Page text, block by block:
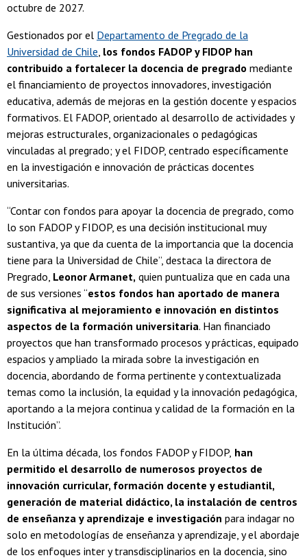
octubre de 2027.
Gestionados por el Departamento de Pregrado de la
Universidad de Chile, los fondos FADOP y FIDOP han
contribuido a fortalecer la docencia de pregrado mediante
el financiamiento de proyectos innovadores, investigación
educativa, además de mejoras en la gestión docente y espacios
formativos. El FADOP, orientado al desarrollo de actividades y
mejoras estructurales, organizacionales o pedagógicas
vinculadas al pregrado; y el FIDOP, centrado específicamente
en la investigación e innovación de prácticas docentes
universitarias.
“Contar con fondos para apoyar la docencia de pregrado, como
lo son FADOP y FIDOP, es una decisión institucional muy
sustantiva, ya que da cuenta de la importancia que la docencia
tiene para la Universidad de Chile”, destaca la directora de
Pregrado, Leonor Armanet, quien puntualiza que en cada una
de sus versiones “estos fondos han aportado de manera
significativa al mejoramiento e innovación en distintos
aspectos de la formación universitaria. Han financiado
proyectos que han transformado procesos y prácticas, equipado
espacios y ampliado la mirada sobre la investigación en
docencia, abordando de forma pertinente y contextualizada
temas como la inclusión, la equidad y la innovación pedagógica,
aportando a la mejora continua y calidad de la formación en la
Institución”.
En la última década, los fondos FADOP y FIDOP, han
permitido el desarrollo de numerosos proyectos de
innovación curricular, formación docente y estudiantil,
generación de material didáctico, la instalación de centros
de enseñanza y aprendizaje e investigación para indagar no
solo en metodologías de enseñanza y aprendizaje, y el abordaje
de los enfoques inter y transdisciplinarios en la docencia, sino